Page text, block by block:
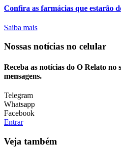
Confira as farmácias que estarão
Saiba mais
Nossas notícias no celular
Receba as notícias do O Relato no
mensagens.
Telegram
Whatsapp
Facebook
Entrar
Veja também